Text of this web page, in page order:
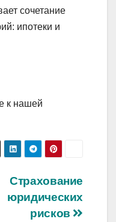
сочетание
ипотеки и
к нашей
Страхование
юридических
рисков